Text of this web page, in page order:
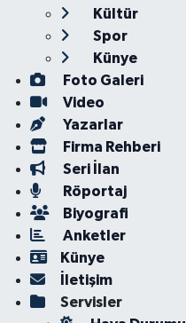
Kültür
Spor
Künye
Foto Galeri
Video
Yazarlar
Firma Rehberi
Seri İlan
Röportaj
Biyografi
Anketler
Künye
İletişim
Servisler